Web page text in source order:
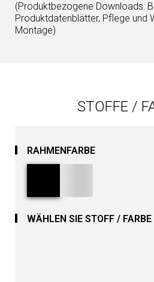
(Produktbezogene Downloads:
Produktdatenblätter, Pflege und
Montage)
STOFFE /
RAHMENFARBE
WÄHLEN SIE STOFF / FARBE